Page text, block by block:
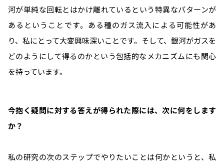
河が単純な回転とはかけ離れているという特異なパターンが
あるということです。ある種のガス流入による可能性があ
り、私にとって大変興味深いことです。そして、銀河がガスを
どのようにして得るのかという包括的なメカニズムにも関心
を持っています。
今抱く疑問に対する答えが得られた際には、次に何をします
か？
私の研究の次のステップでやりたいことは何かというと、私